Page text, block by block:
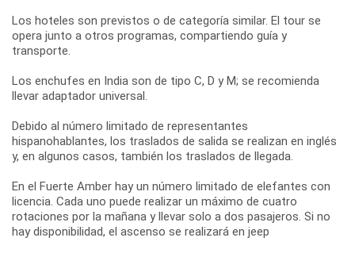
Los hoteles son previstos o de categoría similar. El tour se
opera junto a otros programas, compartiendo guía y
transporte.
Los enchufes en India son de tipo C, D y M; se recomienda
llevar adaptador universal.
Debido al número limitado de representantes
hispanohablantes, los traslados de salida se realizan en inglés
y, en algunos casos, también los traslados de llegada.
En el Fuerte Amber hay un número limitado de elefantes con
licencia. Cada uno puede realizar un máximo de cuatro
rotaciones por la mañana y llevar solo a dos pasajeros. Si no
hay disponibilidad, el ascenso se realizará en jeep